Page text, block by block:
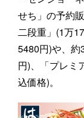
せち」の予約
二段重」(1万
5480円)や、約
円)、「プレミ
込価格)。